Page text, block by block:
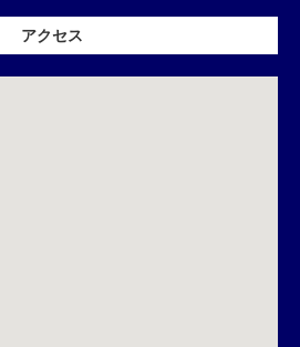
アクセス